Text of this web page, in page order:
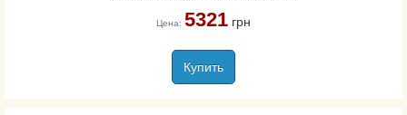
Цена: 5321грн
Купить